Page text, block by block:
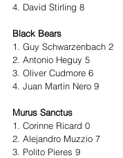
4. David Stirling 8
Black Bears
1. Guy Schwarzenbach 2
2. Antonio Heguy 5
3. Oliver Cudmore 6
4. Juan Martin Nero 9
Murus Sanctus
1. Corinne Ricard 0
2. Alejandro Muzzio 7
3. Polito Pieres 9